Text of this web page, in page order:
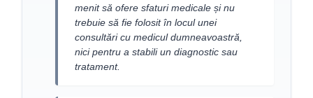
menit să ofere sfaturi medicale și nu
trebuie să fie folosit în locul unei
consultări cu medicul dumneavoastră,
nici pentru a stabili un diagnostic sau
tratament.